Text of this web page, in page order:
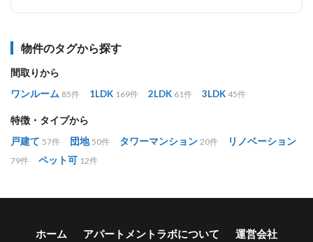
物件のタグから探す
間取りから
ワンルーム 85件 1LDK 169件 2LDK 61件 3LDK 45件
特徴・タイプから
戸建て 57件 団地 50件 タワーマンション 20件 リノベーション
79件 ペット可 12件
ホーム アパートメントラボについて 運営会社